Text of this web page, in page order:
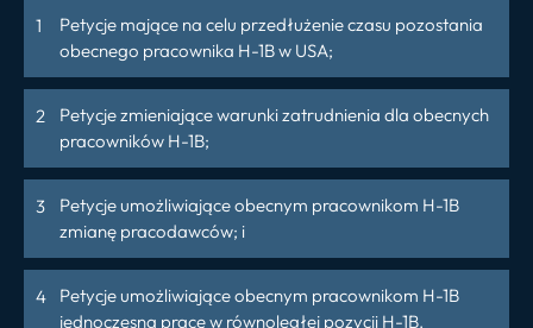
Petycje mające na celu przedłużenie czasu pozostania
obecnego pracownika H-1B w USA;
Petycje zmieniające warunki zatrudnienia dla obecnych
pracowników H-1B;
Petycje umożliwiające obecnym pracownikom H-1B
zmianę pracodawców; i
Petycje umożliwiające obecnym pracownikom H-1B
jednoczesną pracę w równoległej pozycji H-1B.